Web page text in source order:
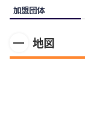
加盟団体
地図